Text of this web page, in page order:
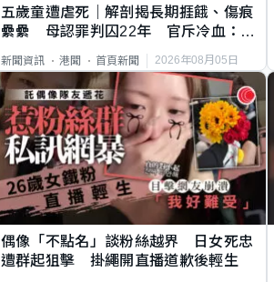
五歲童遭虐死｜解剖揭長期捱餓、傷痕
纍纍 母認罪判囚22年 官斥冷血：同
新聞資訊 港聞 首頁新聞 2026年08月05日
偶像「不點名」談粉絲越界 日女死忠
遭群起狙擊 掛繩開直播道歉後輕生